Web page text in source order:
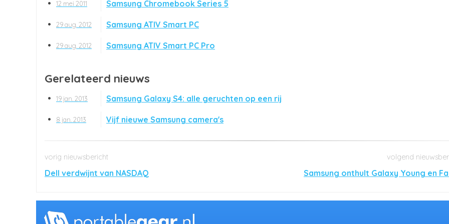
12 mei 2011 Samsung Chromebook Series 5
29 aug. 2012 Samsung ATIV Smart PC
29 aug. 2012 Samsung ATIV Smart PC Pro
Gerelateerd nieuws
19 jan. 2013 Samsung Galaxy S4: alle geruchten op een rij
8 jan. 2013 Vijf nieuwe Samsung camera's
Dell verdwijnt van NASDAQ Samsung onthult Galaxy Young en